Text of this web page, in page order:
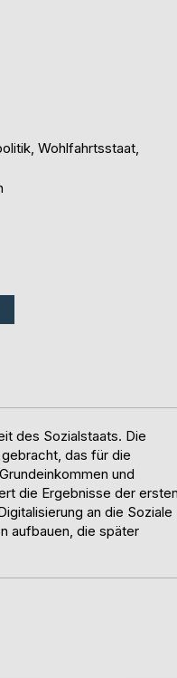
Wohlfahrtsstaat,
des Sozialstaats. Die
das für die
und
die Ergebnisse der
an die Soziale
aufbauen, die später